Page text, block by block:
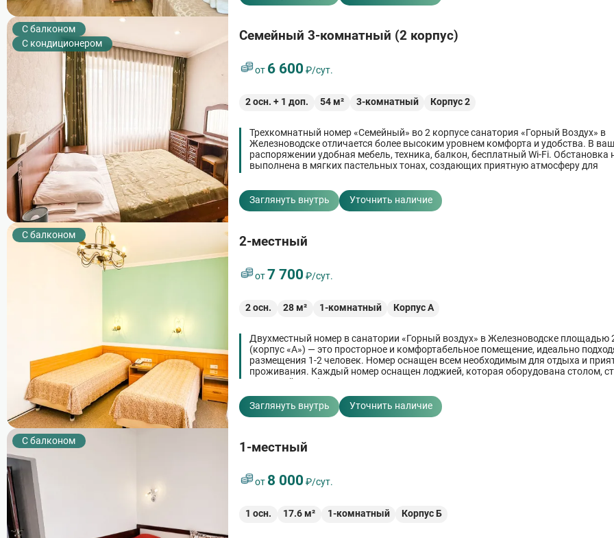
C балконом
С кондиционером
Семейный 3-комнатный (2 корпус)
от 6 600 ₽/сут.
2осн. + 1 доп. 54 м² 3-комнатный Корпус 2
Трехкомнатный номер «Семейный» во 2 корпусе санатория «Горный Воздух» в
Железноводске отличается более высоким уровнем комфорта и удобства. В
распоряжении удобная мебель, техника, балкон, бесплатный Wi-Fi. Обстановка
выполнена в мягких пастельных тонах, создающих приятную атмосферу для
Заглянуть внутрь
Уточнить наличие
C балконом 2-местный
от 7 700 ₽/сут.
2осн. 28 м² 1-комнатный Корпус А
Двухместный номер в санатории «Горный воздух» в Железноводске площадью
(корпус «А») — это просторное и комфортабельное помещение, идеально
размещения 1-2 человек. Номер оснащен всем необходимым для отдыха и
проживания. Каждый номер оснащен лоджией, которая оборудована столом,
сушилкой для белья, предоставляя дополнительное пространство для отдыха
воздухе.
Заглянуть внутрь
Уточнить наличие
C балконом 1-местный
от 8 000 ₽/сут.
1 осн. 17.6 м² 1-комнатный Корпус Б